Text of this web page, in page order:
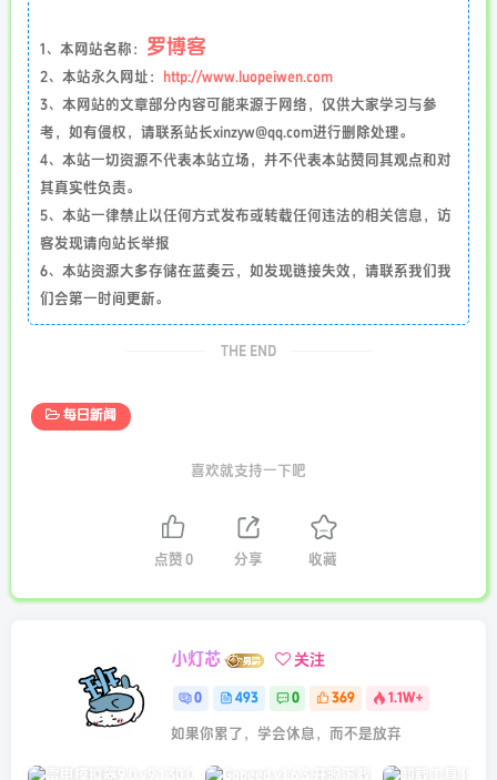
1、本网站名称： 罗博客
2、本站永久网址：
http://www.luopeiwen.com
3、本网站的文章部分内容可能来源于网络，仅供大家学习与参
考，如有侵权，请联系站长xinzyw@qq.com进行删除处理。
4、本站一切资源不代表本站立场，并不代表本站赞同其观点和对
其真实性负责。
5、本站一律禁止以任何方式发布或转载任何违法的相关信息，访
客发现请向站长举报
6、本站资源大多存储在蓝奏云，如发现链接失效，请联系我们我
们会第一时间更新。
THE END
每日新闻
喜欢就支持一下吧
点赞 0 分享 收藏
小灯芯 关注
0 493 0 369 1.1W+
如果你累了，学会休息，而不是放弃